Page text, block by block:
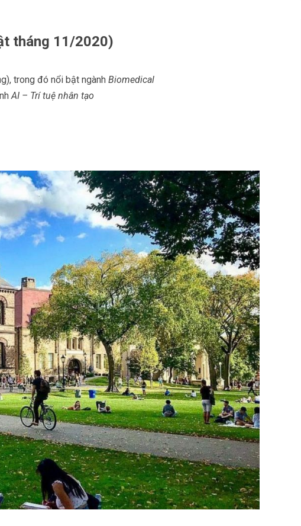
tháng 11/2020)
trong đó nổi bật ngành Biomedical
AI – Trí tuệ nhân tạo